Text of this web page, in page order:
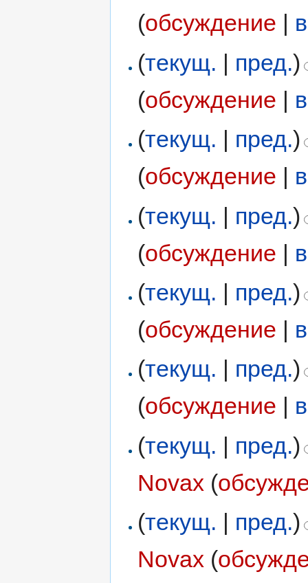
(обсуждение
(текущ. | пред.)
(обсуждение |
(текущ. | пред.)
(обсуждение |
(текущ. | пред.)
(обсуждение |
(текущ. | пред.)
(обсуждение |
(текущ. пред.)
(обсуждение
(текущ. | пред.)
Novax (
(текущ. | пред.)
Novax (